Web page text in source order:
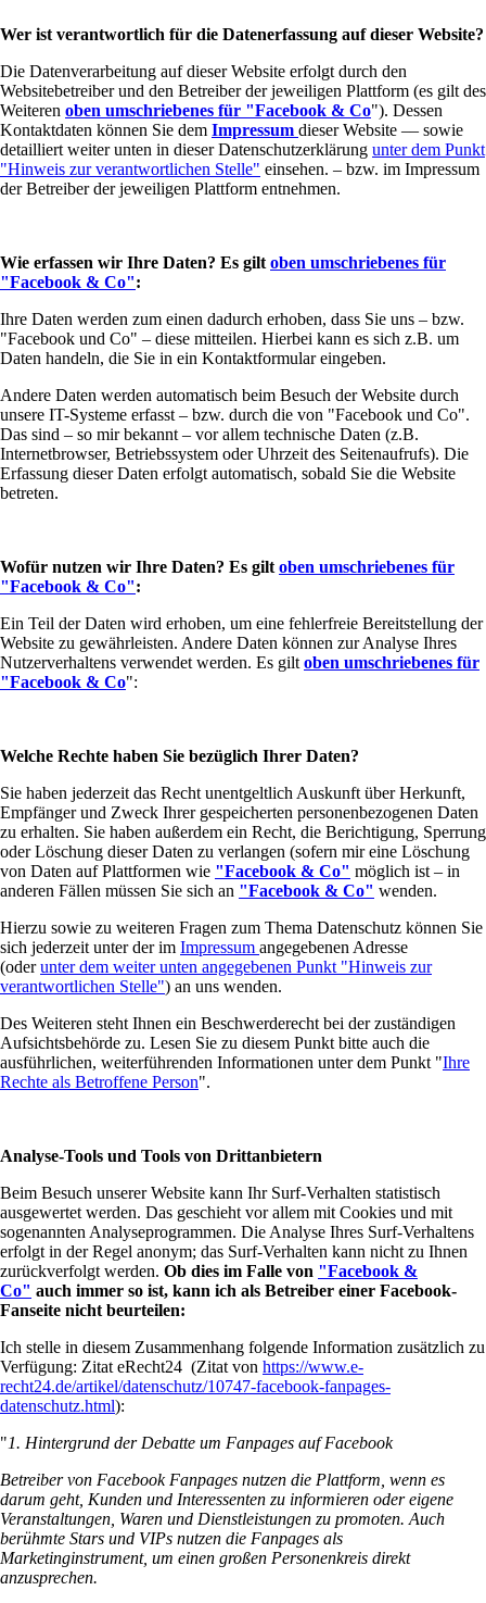
Wer ist verantwortlich für die Datenerfassung auf dieser Website?
Die Datenverarbeitung auf dieser Website erfolgt durch den
Websitebetreiber und den Betreiber der jeweiligen Plattform (es gilt des
Weiteren oben umschriebenes für "Facebook & Co"). Dessen
Kontaktdaten können Sie dem Impressum dieser Website –– sowie
detailliert weiter unten in dieser Datenschutzerklärung unter dem Punkt
"Hinweis zur verantwortlichen Stelle" einsehen. – bzw. im Impressum
der Betreiber der jeweiligen Plattform entnehmen.
Wie erfassen wir Ihre Daten? Es gilt oben umschriebenes für
"Facebook & Co":
Ihre Daten werden zum einen dadurch erhoben, dass Sie uns – bzw.
"Facebook und Co" – diese mitteilen. Hierbei kann es sich z.B. um
Daten handeln, die Sie in ein Kontaktformular eingeben.
Andere Daten werden automatisch beim Besuch der Website durch
unsere IT-Systeme erfasst – bzw. durch die von "Facebook und Co".
Das sind – so mir bekannt – vor allem technische Daten (z.B.
Internetbrowser, Betriebssystem oder Uhrzeit des Seitenaufrufs). Die
Erfassung dieser Daten erfolgt automatisch, sobald Sie die Website
betreten.
Wofür nutzen wir Ihre Daten? Es gilt oben umschriebenes für
"Facebook & Co":
Ein Teil der Daten wird erhoben, um eine fehlerfreie Bereitstellung der
Website zu gewährleisten. Andere Daten können zur Analyse Ihres
Nutzerverhaltens verwendet werden. Es gilt oben umschriebenes für
"Facebook & Co":
Welche Rechte haben Sie bezüglich Ihrer Daten?
Sie haben jederzeit das Recht unentgeltlich Auskunft über Herkunft,
Empfänger und Zweck Ihrer gespeicherten personenbezogenen Daten
zu erhalten. Sie haben außerdem ein Recht, die Berichtigung, Sperrung
oder Löschung dieser Daten zu verlangen (sofern mir eine Löschung
von Daten auf Plattformen wie "Facebook & Co" möglich ist – in
anderen Fällen müssen Sie sich an "Facebook & Co" wenden.
Hierzu sowie zu weiteren Fragen zum Thema Datenschutz können Sie
sich jederzeit unter der im Impressum angegebenen Adresse
(oderunter dem weiter unten angegebenen Punkt "Hinweis zur
verantwortlichen Stelle") an uns wenden.
Des Weiteren steht Ihnen ein Beschwerderecht bei der zuständigen
Aufsichtsbehörde zu. Lesen Sie zu diesem Punkt bitte auch die
ausführlichen, weiterführenden Informationen unter dem Punkt "Ihre
Rechte als Betroffene Person".
Analyse-Tools und Tools von Drittanbietern
Beim Besuch unserer Website kann Ihr Surf-Verhalten statistisch
ausgewertet werden. Das geschieht vor allem mit Cookies und mit
sogenannten Analyseprogrammen. Die Analyse Ihres Surf-Verhaltens
erfolgt in der Regel anonym; das Surf-Verhalten kann nicht zu Ihnen
zurückverfolgt werden. Ob dies im Falle von "Facebook &
Co" auch immer so ist, kann ich als Betreiber einer Facebook-
Fanseite nicht beurteilen:
Ich stelle in diesem Zusammenhang folgende Information zusätzlich zu
Verfügung: Zitat eRecht24 (Zitat von https://www.e-
recht24.de/artikel/datenschutz/10747-facebook-fanpages-
datenschutz.html):
"1. Hintergrund der Debatte um Fanpages auf Facebook
Betreiber von Facebook Fanpages nutzen die Plattform, wenn es
darum geht, Kunden und Interessenten zu informieren oder eigene
Veranstaltungen, Waren und Dienstleistungen zu promoten. Auch
berühmte Stars und VIPs nutzen die Fanpages als
Marketinginstrument, um einen großen Personenkreis direkt
anzusprechen.